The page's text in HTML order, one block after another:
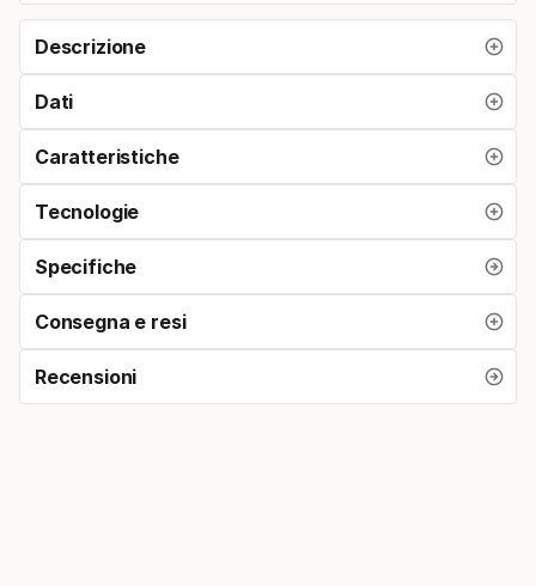
Descrizione
Dati
Caratteristiche
Tecnologie
Specifiche
Consegna e resi
Recensioni